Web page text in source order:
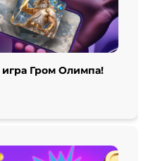
Гром Олимпа!